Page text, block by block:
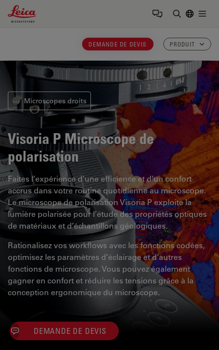
Leica Microsystems Logo
DEMANDE DE DEVIS PRODUIT
⋯ Microscopes droits
Visoria PMicroscope de
polarisation
Faites l’expérience d’une efficience et d’un confort
accrus dans votre routine quotidienne au microscope.
Le microscope de polarisation Visoria P exploite la
lumière polarisée pour l’étude des propriétés optiques
de matériaux et d’échantillons géologiques.
Rationalisez vos workflows avec les fonctions codées,
optimisez les paramètres d’éclairage et d’autres
fonctions de microscope. Vous pouvez également
gagner en confort et réduire les tensions grâce à la
conception ergonomique du microscope.
DEMANDE DE DEVIS